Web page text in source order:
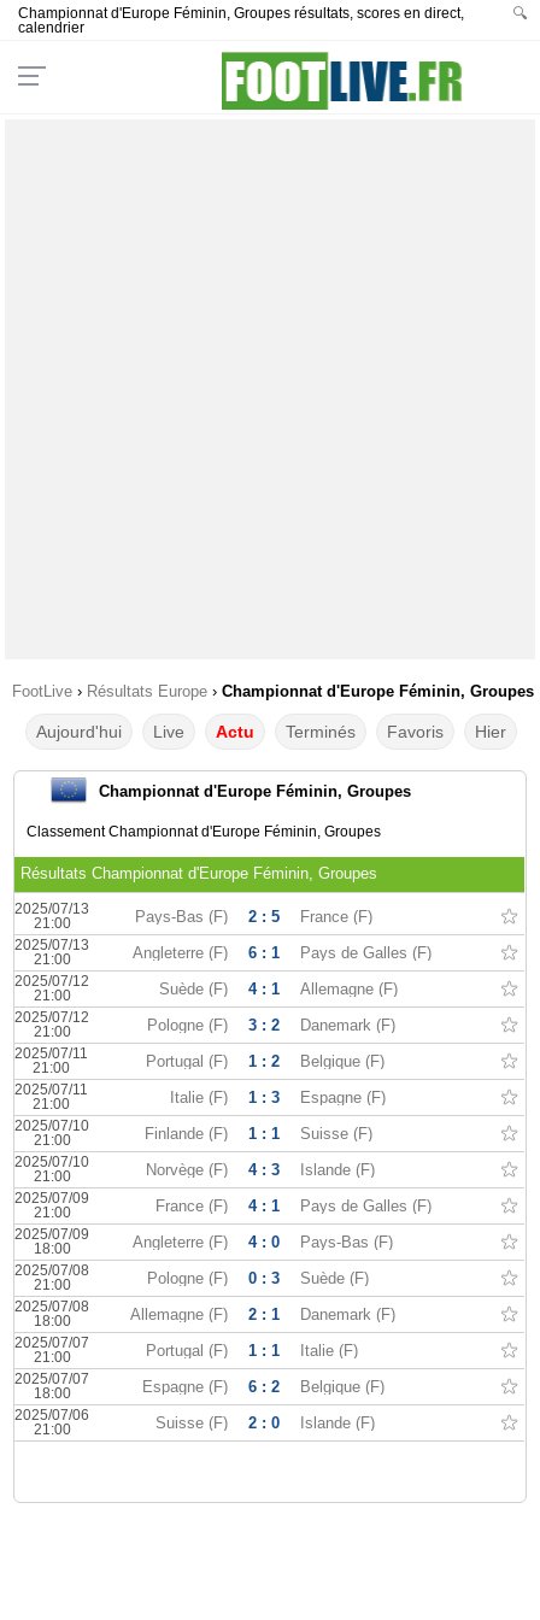
Championnat d'Europe Féminin, Groupes résultats, scores en direct,
calendrier
🔍
FootLive › Résultats Europe › Championnat d'Europe Féminin, Groupes
Aujourd'hui Live Actu Terminés Favoris Hier
Championnat d'Europe Féminin, Groupes
Classement Championnat d'Europe Féminin, Groupes
Résultats Championnat d'Europe Féminin, Groupes
2025/07/13
21:00
Pays-Bas (F) 2 : 5 France (F)
2025/07/13
21:00
Angleterre (F) 6 : 1 Pays de Galles (F)
2025/07/12
21:00
Suède (F) 4 : 1 Allemagne (F)
2025/07/12
21:00
Pologne (F) 3 : 2 Danemark (F)
2025/07/11
21:00
Portugal (F) 1 : 2 Belgique (F)
2025/07/11
21:00
Italie (F) 1 : 3 Espagne (F)
2025/07/10
21:00
Finlande (F) 1 : 1 Suisse (F)
2025/07/10
21:00
Norvège (F) 4 : 3 Islande (F)
2025/07/09
21:00
France (F) 4 : 1 Pays de Galles (F)
2025/07/09
18:00
Angleterre (F) 4 : 0 Pays-Bas (F)
2025/07/08
21:00
Pologne (F) 0 : 3 Suède (F)
2025/07/08
18:00
Allemagne (F) 2 : 1 Danemark (F)
2025/07/07
21:00
Portugal (F) 1 : 1 Italie (F)
2025/07/07
18:00
Espagne (F) 6 : 2 Belgique (F)
2025/07/06
21:00
Suisse (F) 2 : 0 Islande (F)